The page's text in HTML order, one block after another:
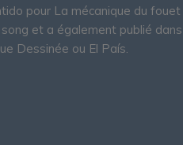
pour La mécanique du
et a également publié
Dessinée ou El País.